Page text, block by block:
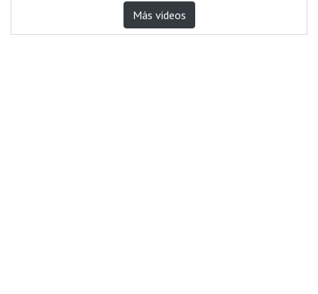
Más videos